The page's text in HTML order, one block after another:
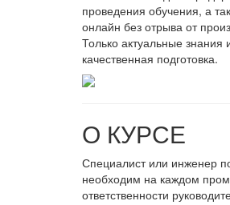
проведения обучения, а
онлайн без отрыва от
Только актуальные знания
качественная подготовка.
О КУРСЕ
Специалист или инженер
необходим на каждом
ответственности